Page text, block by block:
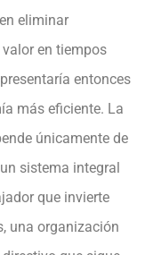
eliminar
en tiempos
entonces
más eficiente. La
únicamente de
sistema integral
que invierte
una organización